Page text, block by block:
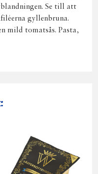
Se till att
gyllenbruna.
mild tomatsås. Pasta,